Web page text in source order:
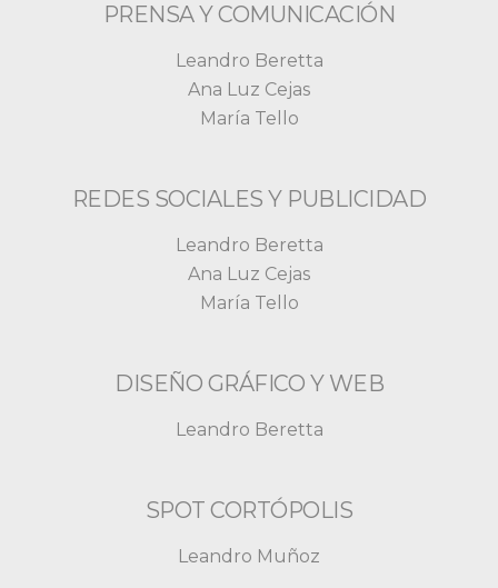
PRENSA Y COMUNICACIÓN
Leandro Beretta
Ana Luz Cejas
María Tello
REDES SOCIALES Y PUBLICIDAD
Leandro Beretta
Ana Luz Cejas
María Tello
DISEÑO GRÁFICO Y WEB
Leandro Beretta
SPOT CORTÓPOLIS
Leandro Muñoz